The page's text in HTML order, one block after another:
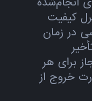
کیفیت
در زمان
برای هر
خروج از